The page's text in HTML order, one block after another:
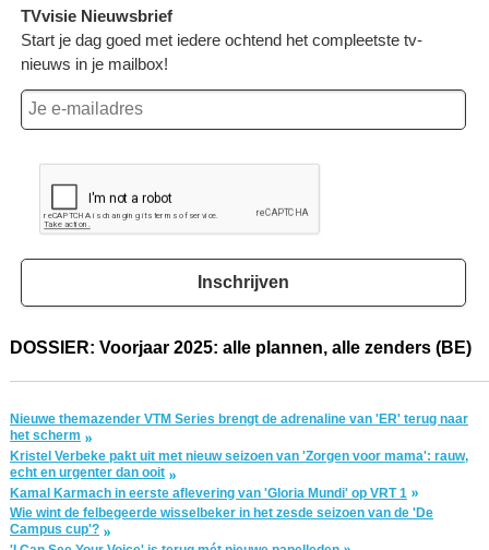
TVvisie Nieuwsbrief
Start je dag goed met iedere ochtend het compleetste tv-
nieuws in je mailbox!
Inschrijven
DOSSIER: Voorjaar 2025: alle plannen, alle zenders (BE)
Nieuwe themazender VTM Series brengt de adrenaline van 'ER' terug naar
het scherm
Kristel Verbeke pakt uit met nieuw seizoen van 'Zorgen voor mama': rauw,
echt en urgenter dan ooit
Kamal Karmach in eerste aflevering van 'Gloria Mundi' op VRT 1
Wie wint de felbegeerde wisselbeker in het zesde seizoen van de 'De
Campus cup'?